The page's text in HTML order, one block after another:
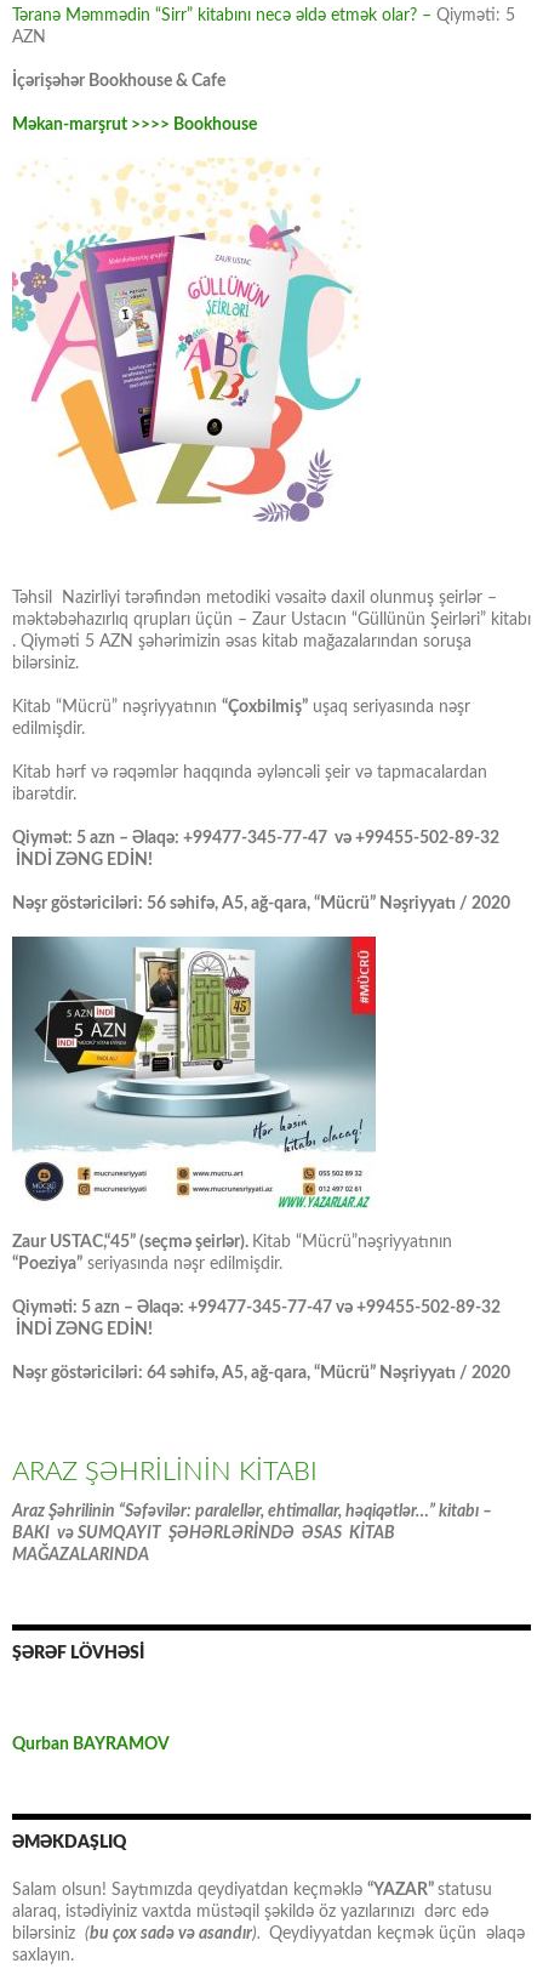
Təranə Məmmədin “Sirr” kitabını necə əldə etmək olar? – Qiyməti: 5
AZN
İçərişəhər Bookhouse & Cafe
Məkan-marşrut >>>> Bookhouse
Təhsil Nazirliyi tərəfindən metodiki vəsaitə daxil olunmuş şeirlər –
məktəbəhazırlıq qrupları üçün – Zaur Ustacın “Güllünün Şeirləri” kitabı
. Qiyməti 5 AZN şəhərimizin əsas kitab mağazalarından soruşa
bilərsiniz.
Kitab “Mücrü” nəşriyyatının “Çoxbilmiş” uşaq seriyasında nəşr
edilmişdir.
Kitab hərf və rəqəmlər haqqında əyləncəli şeir və tapmacalardan
ibarətdir.
Qiymət: 5 azn – Əlaqə: +99477-345-77-47 və +99455-502-89-32
İNDİ ZƏNG EDİN!
Nəşr göstəriciləri: 56 səhifə, A5, ağ-qara, “Mücrü” Nəşriyyatı / 2020
Zaur USTAC,“45” (seçmə şeirlər). Kitab “Mücrü”nəşriyyatının
“Poeziya” seriyasında nəşr edilmişdir.
Qiyməti: 5 azn – Əlaqə: +99477-345-77-47 və +99455-502-89-32
İNDİ ZƏNG EDİN!
Nəşr göstəriciləri: 64 səhifə, A5, ağ-qara, “Mücrü” Nəşriyyatı / 2020
ARAZ ŞƏHRİLİNİN KİTABI
Araz Şəhrilinin “Səfəvilər: paralellər, ehtimallar, həqiqətlər…” kitabı –
BAKI və SUMQAYIT ŞƏHƏRLƏRİNDƏ ƏSAS KİTAB
MAĞAZALARINDA
ŞƏRƏF LÖVHƏSİ
Qurban BAYRAMOV
ƏMƏKDAŞLIQ
Salam olsun! Saytımızda qeydiyatdan keçməklə “YAZAR” statusu
alaraq, istədiyiniz vaxtda müstəqil şəkildə öz yazılarınızı dərc edə
bilərsiniz (bu çox sadə və asandır). Qeydiyyatdan keçmək üçün əlaqə
saxlayın.